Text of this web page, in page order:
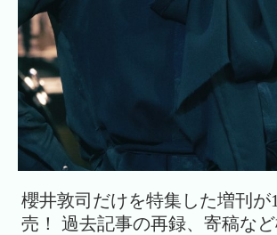
櫻井敦司だけを特集した増刊が
売！ 過去記事の再録、寄稿な